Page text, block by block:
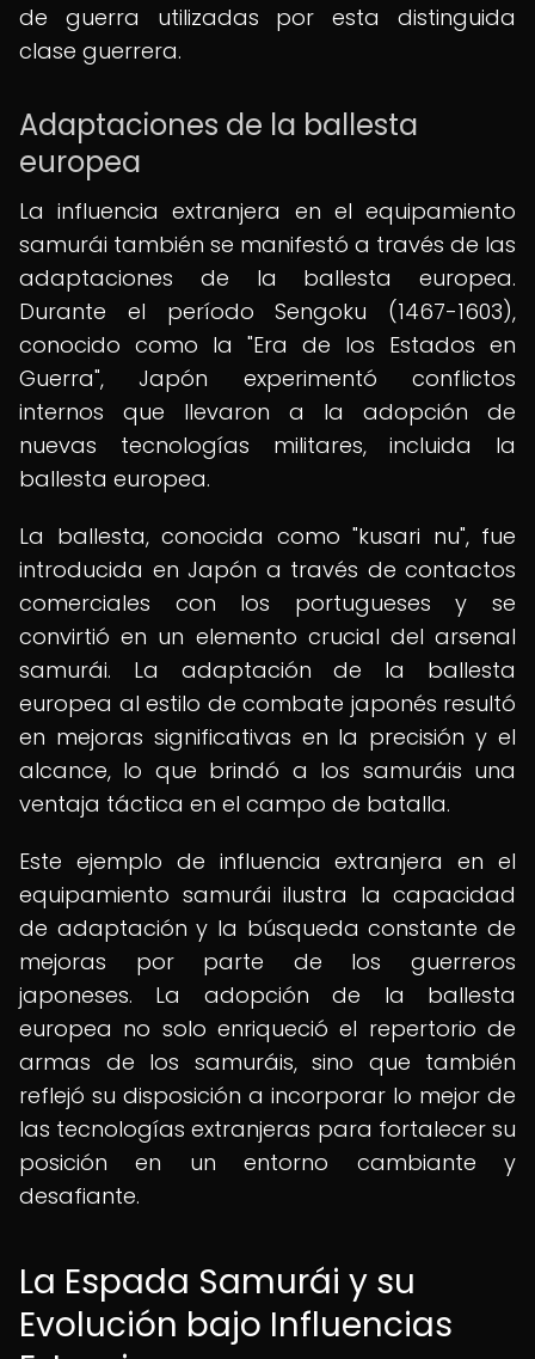
de guerra utilizadas por esta distinguida
clase guerrera.
Adaptaciones de la ballesta
europea
La influencia extranjera en el equipamiento
samurái también se manifestó a través de las
adaptaciones de la ballesta europea.
Durante el período Sengoku (1467-1603),
conocido como la "Era de los Estados en
Guerra", Japón experimentó conflictos
internos que llevaron a la adopción de
nuevas tecnologías militares, incluida la
ballesta europea.
La ballesta, conocida como "kusari nu", fue
introducida en Japón a través de contactos
comerciales con los portugueses y se
convirtió en un elemento crucial del arsenal
samurái. La adaptación de la ballesta
europea al estilo de combate japonés resultó
en mejoras significativas en la precisión y el
alcance, lo que brindó a los samuráis una
ventaja táctica en el campo de batalla.
Este ejemplo de influencia extranjera en el
equipamiento samurái ilustra la capacidad
de adaptación y la búsqueda constante de
mejoras por parte de los guerreros
japoneses. La adopción de la ballesta
europea no solo enriqueció el repertorio de
armas de los samuráis, sino que también
reflejó su disposición a incorporar lo mejor de
las tecnologías extranjeras para fortalecer su
posición en un entorno cambiante y
desafiante.
La Espada Samurái y su
Evolución bajo Influencias